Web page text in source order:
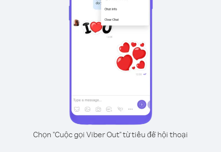
Chọn "Cuộc gọi Viber Out" từ tiêu đề hội thoại